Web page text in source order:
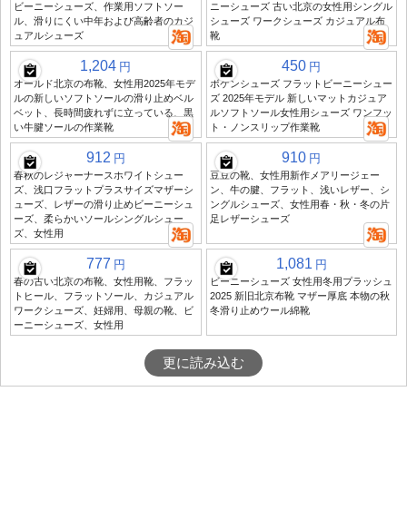
ビーニーシューズ、作業用ソフトソー
ル、滑りにくい中年および高齢者のカジ
ュアルシューズ
ニーシューズ 古い北京の女性用シングル
シューズ ワークシューズ カジュアル布
靴
1,204 円
オールド北京の布靴、女性用2025年モデ
ルの新しいソフトソールの滑り止めベル
ベット、長時間疲れずに立っている、黒
い牛腱ソールの作業靴
450 円
ボケンシューズ フラットビーニーシュー
ズ 2025年モデル 新しいマットカジュア
ルソフトソール女性用シューズ ワンフッ
ト・ノンスリップ作業靴
912 円
春秋のレジャーナースホワイトシュー
ズ、浅口フラットプラスサイズマザーシ
ューズ、レザーの滑り止めビーニーシュ
ーズ、柔らかいソールシングルシュー
ズ、女性用
910 円
豆豆の靴、女性用新作メアリージェー
ン、牛の腱、フラット、浅いレザー、シ
ングルシューズ、女性用春・秋・冬の片
足レザーシューズ
777 円
春の古い北京の布靴、女性用靴、フラッ
トヒール、フラットソール、カジュアル
ワークシューズ、妊婦用、母親の靴、ビ
ーニーシューズ、女性用
1,081 円
ビーニーシューズ 女性用冬用プラッシュ
2025 新旧北京布靴 マザー厚底 本物の秋
冬滑り止めウール綿靴
更に読み込む